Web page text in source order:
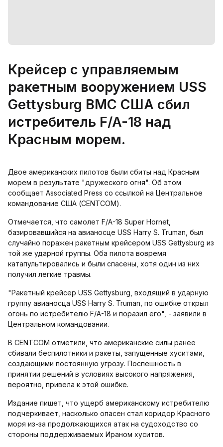
Крейсер с управляемым
ракетным вооружением USS
Gettysburg ВМС США сбил
истребитель F/A-18 над
Красным морем.
Двое американских пилотов были сбиты над Красным
морем в результате "дружеского огня". Об этом
сообщает Associated Press со ссылкой на Центральное
командование США (CENTCOM).
Отмечается, что самолет F/A-18 Super Hornet,
базировавшийся на авианосце USS Harry S. Truman, был
случайно поражен ракетным крейсером USS Gettysburg из
той же ударной группы. Оба пилота вовремя
катапультировались и были спасены, хотя один из них
получил легкие травмы.
"Ракетный крейсер USS Gettysburg, входящий в ударную
группу авианосца USS Harry S. Truman, по ошибке открыл
огонь по истребителю F/A-18 и поразил его", - заявили в
Центральном командовании.
В CENTCOM отметили, что американские силы ранее
сбивали беспилотники и ракеты, запущенные хуситами,
создающими постоянную угрозу. Поспешность в
принятии решений в условиях высокого напряжения,
вероятно, привела к этой ошибке.
Издание пишет, что ущерб американскому истребителю
подчеркивает, насколько опасен стал коридор Красного
моря из-за продолжающихся атак на судоходство со
стороны поддерживаемых Ираном хуситов.